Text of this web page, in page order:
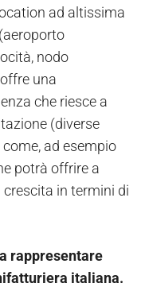
ad altissima
nodo
una
che riesce a
(diverse
ad esempio
potrà offrire a
in termini di
rappresentare
italiana.